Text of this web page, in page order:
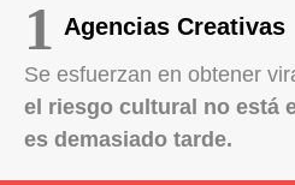
Agencias Creativas
Se esfuerzan en obtener
el riesgo cultural no está
es demasiado tarde.